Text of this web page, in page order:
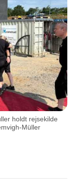
holdt rejsekilde
Müller